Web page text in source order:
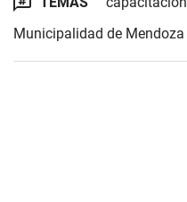
Municipalidad de Mendoza